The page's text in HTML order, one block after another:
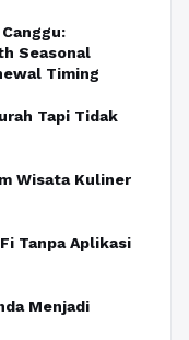
Seasonal
Timing
Tapi Tidak
Wisata Kuliner
Tanpa Aplikasi
Menjadi